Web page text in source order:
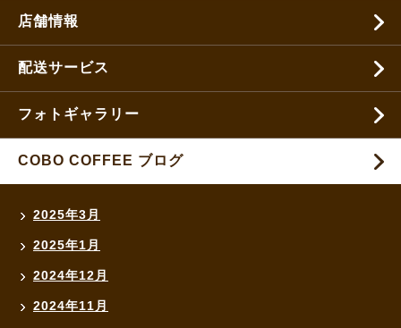
店舗情報
配送サービス
フォトギャラリー
COBO COFFEE ブログ
2025年3月
2025年1月
2024年12月
2024年11月